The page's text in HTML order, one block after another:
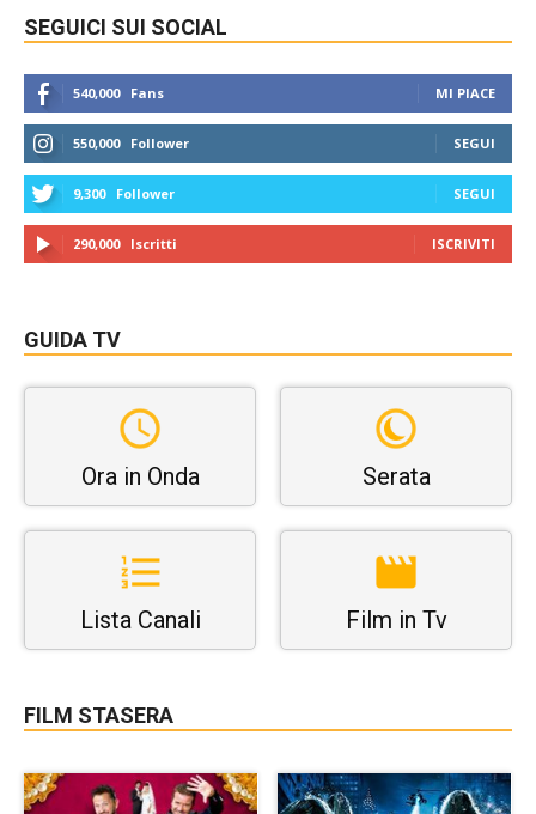
SEGUICI SUI SOCIAL
540,000 Fans MI PIACE
550,000 Follower SEGUI
9,300 Follower SEGUI
290,000 Iscritti ISCRIVITI
GUIDA TV
Ora in Onda Serata
Lista Canali Film in Tv
FILM STASERA